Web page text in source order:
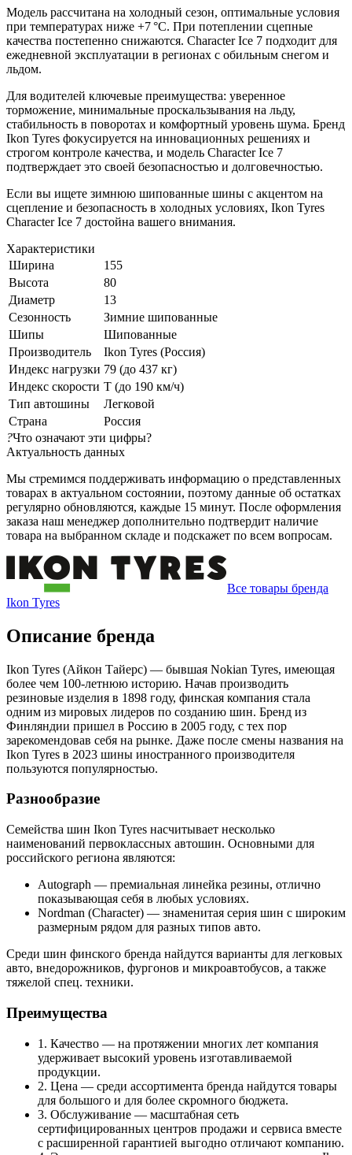
Модель рассчитана на холодный сезон, оптимальные условия
при температурах ниже +7 °C. При потеплении сцепные
качества постепенно снижаются. Character Ice 7 подходит для
ежедневной эксплуатации в регионах с обильным снегом и
льдом.
Для водителей ключевые преимущества: уверенное
торможение, минимальные проскальзывания на льду,
стабильность в поворотах и комфортный уровень шума. Бренд
Ikon Tyres фокусируется на инновационных решениях и
строгом контроле качества, и модель Character Ice 7
подтверждает это своей безопасностью и долговечностью.
Если вы ищете зимнюю шипованные шины с акцентом на
сцепление и безопасность в холодных условиях, Ikon Tyres
Character Ice 7 достойна вашего внимания.
Характеристики
Ширина
155
Высота
80
Диаметр
13
Сезонность
Зимние шипованные
Шипы
Шипованные
Производитель
Ikon Tyres (Россия)
Индекс нагрузки 79 (до 437 кг)
Индекс скорости T (до 190 км/ч)
Тип автошины
Легковой
Страна
Россия
?Что означают эти цифры?
Актуальность данных
Мы стремимся поддерживать информацию о представленных
товарах в актуальном состоянии, поэтому данные об остатках
регулярно обновляются, каждые 15 минут. После оформления
заказа наш менеджер дополнительно подтвердит наличие
товара на выбранном складе и подскажет по всем вопросам.
Все товары бренда
Ikon Tyres
Описание бренда
Ikon Tyres (Айкон Тайерс) — бывшая Nokian Tyres, имеющая
более чем 100-летнюю историю. Начав производить
резиновые изделия в 1898 году, финская компания стала
одним из мировых лидеров по созданию шин. Бренд из
Финляндии пришел в Россию в 2005 году, с тех пор
зарекомендовав себя на рынке. Даже после смены названия на
Ikon Tyres в 2023 шины иностранного производителя
пользуются популярностью.
Разнообразие
Семейства шин Ikon Tyres насчитывает несколько
наименований первоклассных автошин. Основными для
российского региона являются:
Autograph — премиальная линейка резины, отлично
показывающая себя в любых условиях.
Nordman (Character) — знаменитая серия шин с широким
размерным рядом для разных типов авто.
Среди шин финского бренда найдутся варианты для легковых
авто, внедорожников, фургонов и микроавтобусов, а также
тяжелой спец. техники.
Преимущества
1. Качество — на протяжении многих лет компания
удерживает высокий уровень изготавливаемой
продукции.
2. Цена — среди ассортимента бренда найдутся товары
для большого и для более скромного бюджета.
3. Обслуживание — масштабная сеть
сертифицированных центров продажи и сервиса вместе
с расширенной гарантией выгодно отличают компанию.